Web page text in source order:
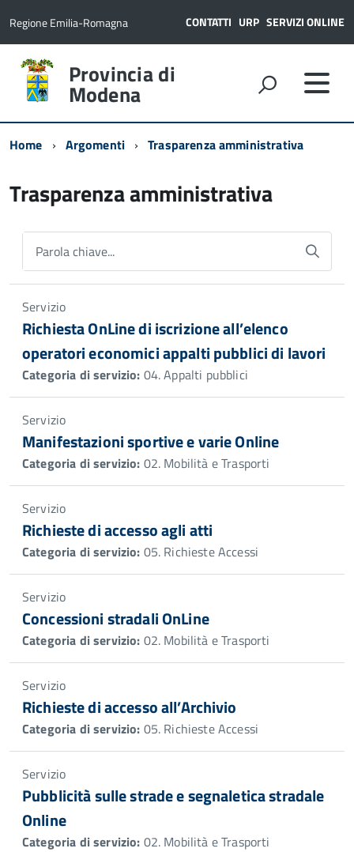
Regione Emilia-Romagna CONTATTI URP SERVIZI ONLINE
Provincia di
Modena
Home Argomenti Trasparenza amministrativa
Trasparenza amministrativa
Parola chiave...
Servizio
Richiesta OnLine di iscrizione all’elenco
operatori economici appalti pubblici di lavori
Categoria di servizio: 04. Appalti pubblici
Servizio
Manifestazioni sportive e varie Online
Categoria di servizio: 02. Mobilità e Trasporti
Servizio
Richieste di accesso agli atti
Categoria di servizio: 05. Richieste Accessi
Servizio
Concessioni stradali OnLine
Categoria di servizio: 02. Mobilità e Trasporti
Servizio
Richieste di accesso all’Archivio
Categoria di servizio: 05. Richieste Accessi
Servizio
Pubblicità sulle strade e segnaletica stradale
Online
Categoria di servizio: 02. Mobilità e Trasporti